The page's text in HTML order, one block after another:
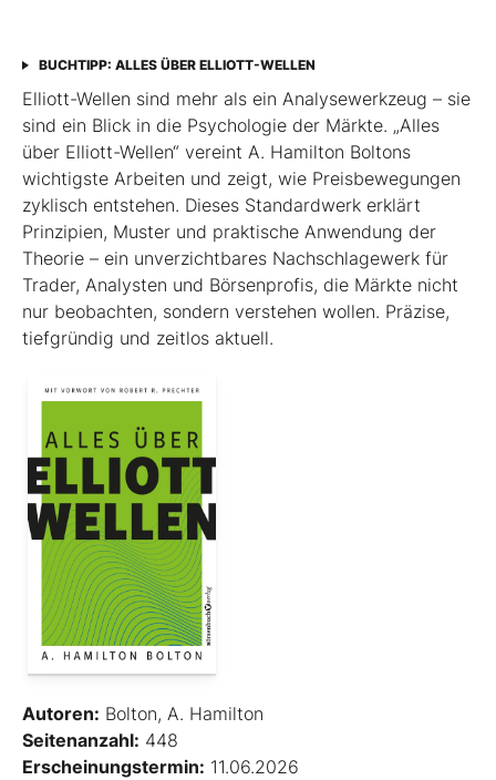
BUCHTIPP: ALLES ÜBER ELLIOTT-WELLEN
Elliott-Wellen sind mehr als ein Analysewerkzeug – sie
sind ein Blick in die Psychologie der Märkte. „Alles
über Elliott-Wellen“ vereint A. Hamilton Boltons
wichtigste Arbeiten und zeigt, wie Preisbewegungen
zyklisch entstehen. Dieses Standardwerk erklärt
Prinzipien, Muster und praktische Anwendung der
Theorie – ein unverzichtbares Nachschlagewerk für
Trader, Analysten und Börsenprofis, die Märkte nicht
nur beobachten, sondern verstehen wollen. Präzise,
tiefgründig und zeitlos aktuell.
Autoren: Bolton, A. Hamilton
Seitenanzahl: 448
Erscheinungstermin: 11.06.2026